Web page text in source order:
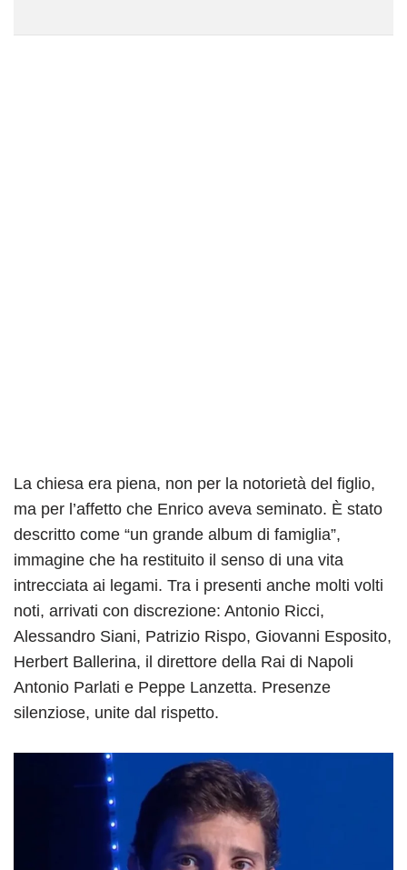
La chiesa era piena, non per la notorietà del figlio,
ma per l’affetto che Enrico aveva seminato. È stato
descritto come “un grande album di famiglia”,
immagine che ha restituito il senso di una vita
intrecciata ai legami. Tra i presenti anche molti volti
noti, arrivati con discrezione: Antonio Ricci,
Alessandro Siani, Patrizio Rispo, Giovanni Esposito,
Herbert Ballerina, il direttore della Rai di Napoli
Antonio Parlati e Peppe Lanzetta. Presenze
silenziose, unite dal rispetto.